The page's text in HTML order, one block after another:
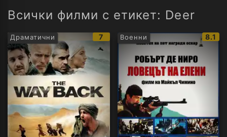
Всички филми с етикет: Deer
Драматични
IMDb
рейтинг:
7 Военни
IMDb
8.1